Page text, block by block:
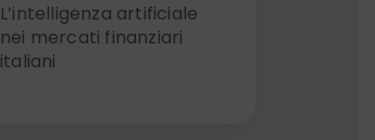
L’intelligenza artificiale
nei mercati finanziari
italiani